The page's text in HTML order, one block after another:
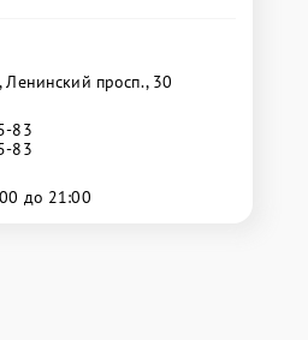
Ленинский просп., 30
83
83
до 21:00